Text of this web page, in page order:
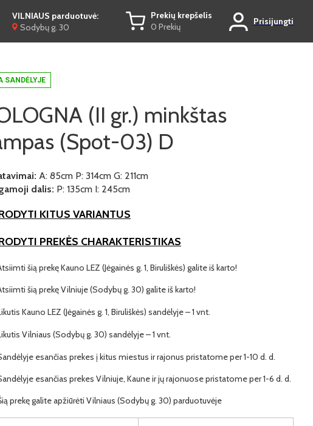
VILNIAUS parduotuvė:
Sodybų g. 30
Prekių krepšelis
0 Prekių
Prisijungti
SANDĖLYJE
(II gr.) minkštas
(Spot-03) D
A: 85cm P: 314cm G: 211cm
dalis: P: 135cm I: 245cm
KITUS VARIANTUS
PREKĖS CHARAKTERISTIKAS
šią prekę Kauno LEZ (Jėgainės g. 1, Biruliškės) galite iš karto!
šią prekę Vilniuje (Sodybų g. 30) galite iš karto!
Kauno LEZ (Jėgainės g. 1, Biruliškės) sandėlyje – 1 vnt.
Vilniaus (Sodybų g. 30) sandėlyje – 1 vnt.
esančias prekes į kitus miestus ir rajonus pristatome per 1-10 d. d.
esančias prekes Vilniuje, Kaune ir jų rajonuose pristatome per 1-6 d. d.
prekę galite apžiūrėti Vilniaus (Sodybų g. 30) parduotuvėje